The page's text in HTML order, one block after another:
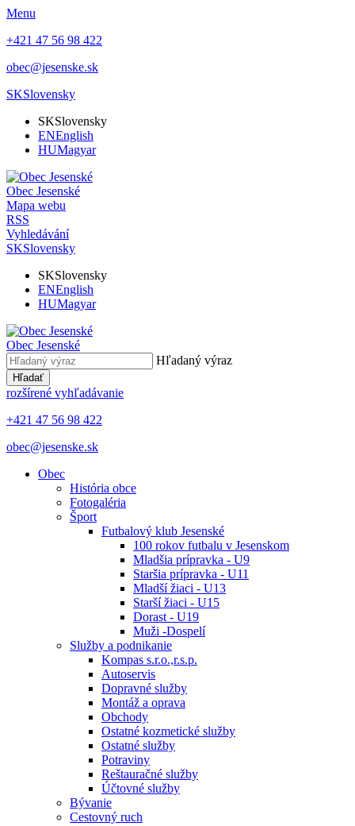
Menu
+421 47 56 98 422
obec@jesenske.sk
SKSlovensky
SKSlovensky
ENEnglish
HUMagyar
Obec Jesenské
Mapa webu
RSS
Vyhledávání
SKSlovensky
SKSlovensky
ENEnglish
HUMagyar
Obec Jesenské
Hľadaný výraz
Hľadať
rozšírené vyhľadávanie
+421 47 56 98 422
obec@jesenske.sk
Obec
História obce
Fotogaléria
Šport
Futbalový klub Jesenské
100 rokov futbalu v Jesenskom
Mladšia prípravka - U9
Staršia prípravka - U11
Mladší žiaci - U13
Starší žiaci - U15
Dorast - U19
Muži -Dospelí
Služby a podnikanie
Kompas s.r.o.,r.s.p.
Autoservis
Dopravné služby
Montáž a oprava
Obchody
Ostatné kozmetické služby
Ostatné služby
Potraviny
Reštauračné služby
Účtovné služby
Bývanie
Cestovný ruch